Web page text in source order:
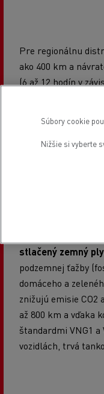
Pre regionálnu
ako 400 km a
(6 až 12 hodín v
dodávky v rámci
prevádzky
častíc súvisiacich
stlačený zemný
podzemnej ťažby
domáceho a
znižujú emisie CO2
až 800 km a vďaka
štandardmi VNG1 a
vozidlách, trvá
Súbory cookie
Nižšie si vyberte